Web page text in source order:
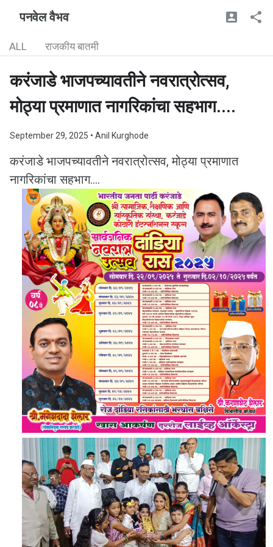
पनवेल वैभव
ALL राजकीय बातमी
करंजाडे भाजपच्यावतीने नवरात्रोत्सव,
मोठ्या प्रमाणात नागरिकांचा सहभाग....
September 29, 2025 • Anil Kurghode
करंजाडे भाजपच्यावतीने नवरात्रोत्सव, मोठ्या प्रमाणात
नागरिकांचा सहभाग....